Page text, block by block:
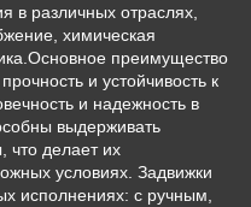
в различных отраслях,
химическая
преимущество
и устойчивость к
и надежность в
выдерживать
что делает их
условиях. Задвижки
исполнениях: с ручным,